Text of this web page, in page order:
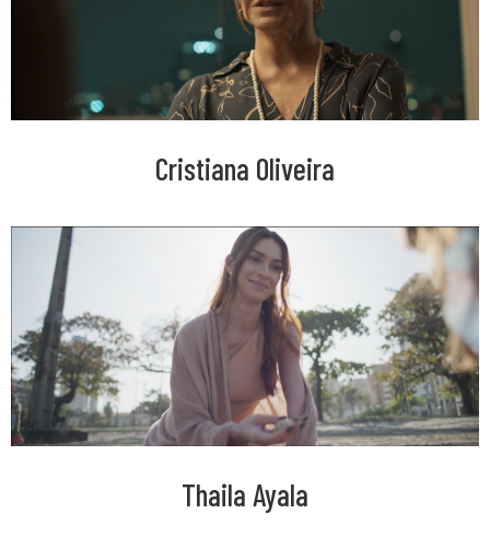
Cristiana Oliveira
Thaila Ayala